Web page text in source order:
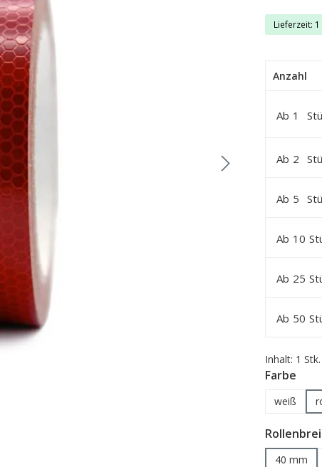
Lieferzeit: 1
Anzahl
Ab 1
Ab 2
Ab 5
Ab 10
Ab 25
Ab 50
Inhalt: 1 Stk.
Farbe
weiß
40 mm